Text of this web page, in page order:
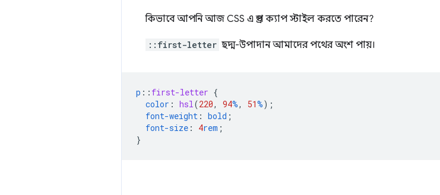
কিভাবে আপনি আজ CSS এ ড্রপ ক্যাপ স্টাইল করতে পারেন?
::first-letter ছদ্ম-উপাদান আমাদের পথের অংশ পায়।
p :: first-letter {
color : hsl(220, 94%, 51%);
font-weight : bold ;
font-size : 4rem ;
}